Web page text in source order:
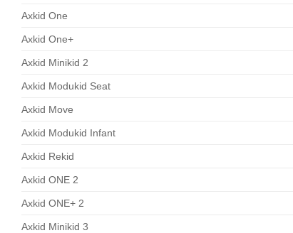
Axkid One
Axkid One+
Axkid Minikid 2
Axkid Modukid Seat
Axkid Move
Axkid Modukid Infant
Axkid Rekid
Axkid ONE 2
Axkid ONE+ 2
Axkid Minikid 3